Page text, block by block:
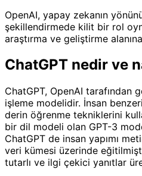
OpenAI, yapay zekanın
şekillendirmede kilit bir rol
araştırma ve geliştirme
ChatGPT nedir ve
ChatGPT, OpenAI tarafından
işleme modelidir. İnsan
derin öğrenme tekniklerini
bir dil modeli olan GPT-3
ChatGPT de insan yapımı
veri kümesi üzerinde
tutarlı ve ilgi çekici yanıtlar